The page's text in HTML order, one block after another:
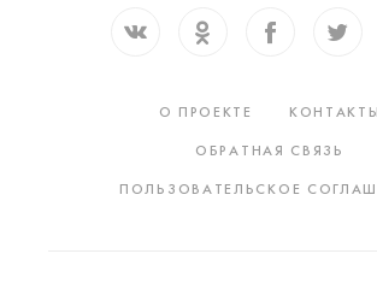
О ПРОЕКТЕ
КОНТАКТЫ
ОБРАТНАЯ СВЯЗЬ
ПОЛЬЗОВАТЕЛЬСКОЕ